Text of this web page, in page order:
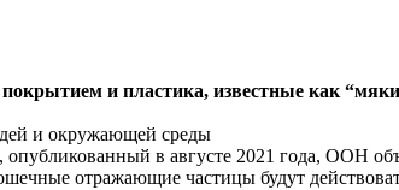
и пластика, известные как
и окружающей среды
в августе 2021 года, ООН
отражающие частицы будут